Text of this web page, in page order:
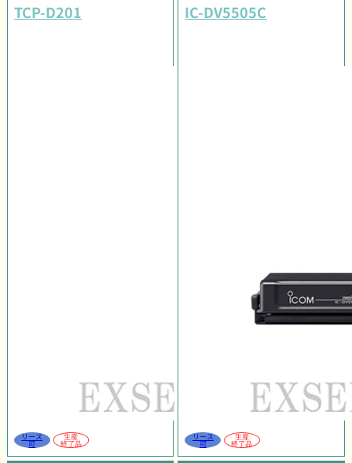
TCP-D201
リース
可
生産
終了品
IC-DV5505C
リース
可
生産
終了品